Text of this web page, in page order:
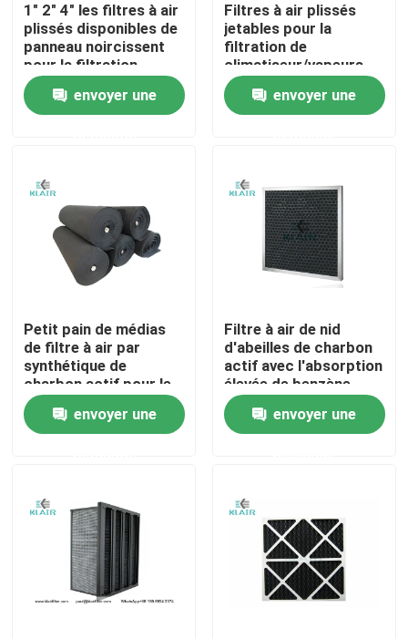
Maison
Au sujet de nous
Visite d'usine
Contrôle de qualité
Contactez-nous
filtres à air de sac
Filtres à air de la CAHT
1" 2" 4" les filtres à air
plissés disponibles de
panneau noircissent
pour la filtration
d'odeur/gaz
envoyer une
Filtres à air plissés
jetables pour la
filtration de
climatiseur/vapeurs
de soudure
envoyer une
Petit pain de médias
de filtre à air par
synthétique de
charbon actif pour le
système de ventilation
de contrôle d'odeur
envoyer une
Filtre à air de nid
d'abeilles de charbon
actif avec l'absorption
élevée de benzène
d'odeur
envoyer une